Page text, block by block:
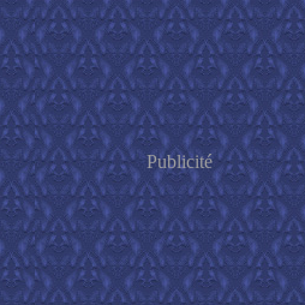
Publicité